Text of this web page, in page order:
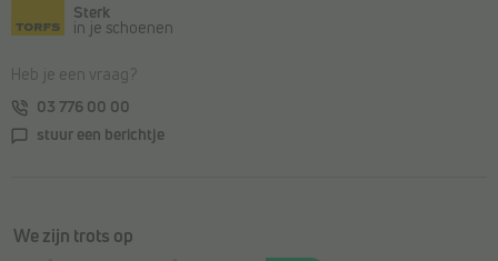
Sterk
in je schoenen
Heb je een vraag?
03 776 00 00
stuur een berichtje
We zijn trots op